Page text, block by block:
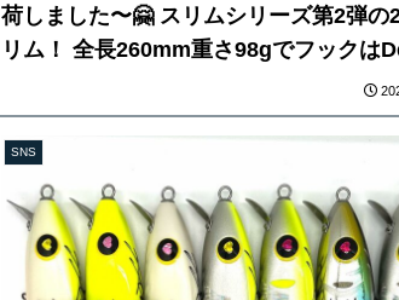
荷しました〜🤗 スリムシリーズ第2弾の
リム！ 全長260mm重さ98gでフックは
Y-S236/0〜最大7/0まで装着可能！ ※こ
の商品は12月10日海吉1周年イベントに
売します。
SNS